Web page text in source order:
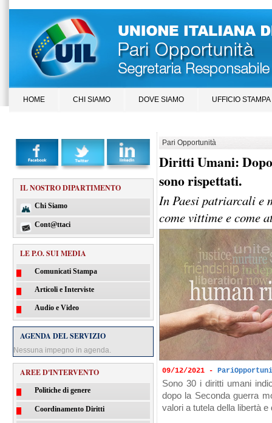
HOME CHI SIAMO DOVE SIAMO UFFICIO STAMPA
IL NOSTRO DIPARTIMENTO
Chi Siamo
Cont@ttaci
LE P.O. SUI MEDIA
Comunicati Stampa
Articoli e Interviste
Audio e Video
AGENDA DEL SERVIZIO
Nessuna impegno in agenda.
AREE D'INTERVENTO
Politiche di genere
Coordinamento Diritti
Pari Opportunità
Diritti Umani:
sono rispettati.
In Paesi patriarcali e
come vittime e come
09/12/2021 -
Sono 30 i diritti umani
dopo la Seconda guerra
valori a tutela della libertà